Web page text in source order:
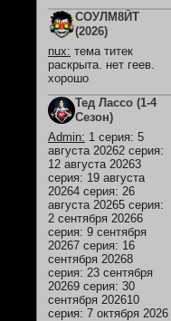
СОУЛМ8ЙТ
(2026)
nux: тема титек
раскрыта. нет геев.
хорошо
Тед Лассо (1-4
Сезон)
Admin: 1 серия: 5
августа 20262 серия:
12 августа 20263
серия: 19 августа
20264 серия: 26
августа 20265 серия:
2 сентября 20266
серия: 9 сентября
20267 серия: 16
сентября 20268
серия: 23 сентября
20269 серия: 30
сентября 202610
серия: 7 октября 2026